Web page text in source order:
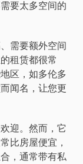
要太多空间的
需要额外空间
租赁都很常
区，如多伦多
闻名，让您更
迎。然而，它
比房屋便宜，
，通常带有私